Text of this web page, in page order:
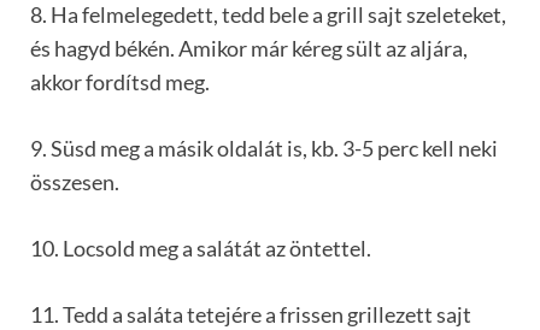
8. Ha felmelegedett, tedd bele a grill sajt szeleteket,
és hagyd békén. Amikor már kéreg sült az aljára,
akkor fordítsd meg.
9. Süsd meg a másik oldalát is, kb. 3-5 perc kell neki
összesen.
10. Locsold meg a salátát az öntettel.
11. Tedd a saláta tetejére a frissen grillezett sajt